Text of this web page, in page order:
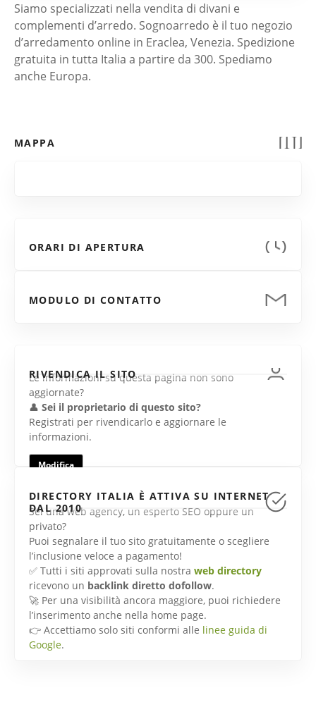
Siamo specializzati nella vendita di divani e
complementi d’arredo. Sognoarredo è il tuo negozio
d’arredamento online in Eraclea, Venezia. Spedizione
gratuita in tutta Italia a partire da 300. Spediamo
anche Europa.
MAPPA
ORARI DI APERTURA
MODULO DI CONTATTO
RIVENDICA IL SITO
Le informazioni su questa pagina non sono
aggiornate?
👤 Sei il proprietario di questo sito?
Registrati per rivendicarlo e aggiornare le
informazioni.
Modifica
DIRECTORY ITALIA È ATTIVA SU INTERNET
DAL 2010
Sei una web agency, un esperto SEO oppure un
privato?
Puoi segnalare il tuo sito gratuitamente o scegliere
l’inclusione veloce a pagamento!
✅ Tutti i siti approvati sulla nostra web directory
ricevono un backlink diretto dofollow.
🚀 Per una visibilità ancora maggiore, puoi richiedere
l’inserimento anche nella home page.
👉 Accettiamo solo siti conformi alle linee guida di
Google.